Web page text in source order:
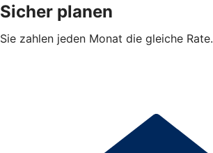
Sicher planen
Sie zahlen jeden Monat die gleiche Rate.